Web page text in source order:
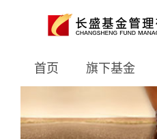
首页 旗下基金